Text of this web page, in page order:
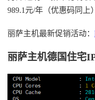
989.1元/年（优惠码同上
丽萨主机最新促销活动：
丽萨主机德国住宅